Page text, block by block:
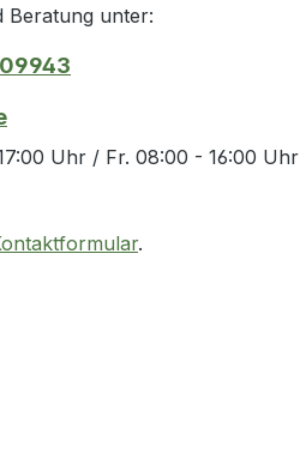
Beratung unter:
Uhr / Fr. 08:00 - 16:00 Uhr
.